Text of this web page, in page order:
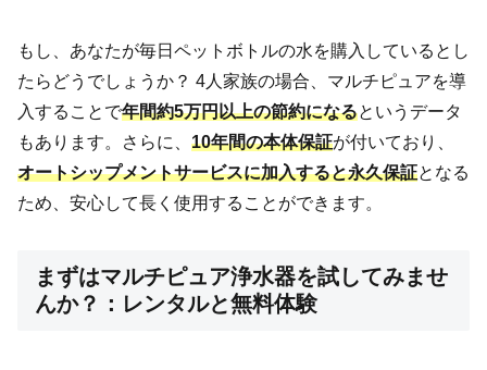
もし、あなたが毎日ペットボトルの水を購入しているとし
たらどうでしょうか？ 4人家族の場合、マルチピュアを導
入することで年間約5万円以上の節約になるというデータ
もあります。さらに、 10年間の本体保証が付いており、
オートシップメントサービスに加入すると永久保証となる
ため、安心して長く使用することができます。
まずはマルチピュア浄水器を試してみませ
んか？：レンタルと無料体験